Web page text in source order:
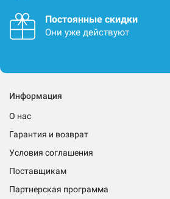
Постоянные скидки
Они уже действуют
Информация
О нас
Гарантия и возврат
Условия соглашения
Поставщикам
Партнерская программа